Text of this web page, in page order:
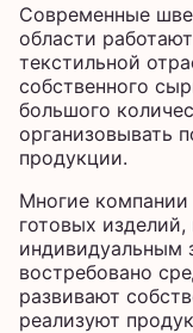
Современные
области
текстильной
собственного
большого
организовывать
продукции.
Многие
готовых
индивидуальным
востребовано
развивают
реализуют